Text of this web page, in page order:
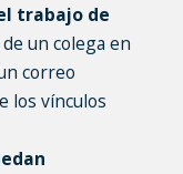
trabajo de
un colega en
correo
los vínculos